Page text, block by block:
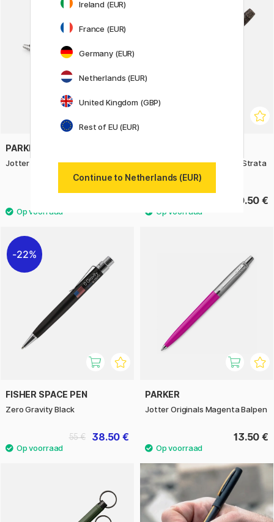
PARKER
Jotter Chelsea Orange Balpen
Cap-O-Matic TrueTimber Strata
Camo
50.50 €
22%
FISHER SPACE PEN
Zero Gravity Black
38.50 €
55 €
PARKER
Jotter Originals Magenta Balpen
13.50 €
Ireland (EUR)
France (EUR)
Germany (EUR)
Netherlands (EUR)
United Kingdom (GBP)
Rest of EU (EUR)
Continue to Netherlands (EUR)